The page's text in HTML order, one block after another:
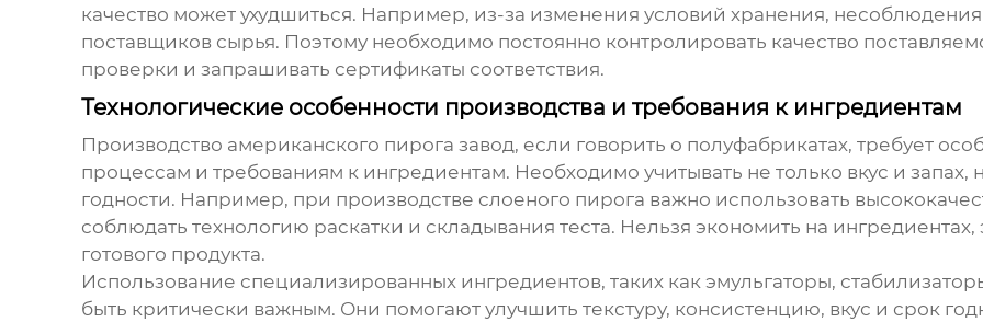
качество может ухудшиться. Например, из-за изменения условий хранения,
поставщиков сырья. Поэтому необходимо постоянно контролировать качество
проверки и запрашивать сертификаты соответствия.
Технологические особенности производства и требования к ингредиентам
Производство американского пирога завод, если говорить о полуфабрикатах, требует
процессам и требованиям к ингредиентам. Необходимо учитывать не только вкус и запах,
годности. Например, при производстве слоеного пирога важно использовать
соблюдать технологию раскатки и складывания теста. Нельзя экономить на
готового продукта.
Использование специализированных ингредиентов, таких как эмульгаторы,
быть критически важным. Они помогают улучшить текстуру, консистенцию, вкус и срок